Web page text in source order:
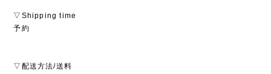
▽Shipping time
予約
▽配送方法/送料